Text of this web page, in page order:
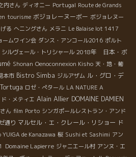
内さん ディオニー Portugal Route de Grands
tourisme ボジョレーヌーボー ボジョレヌー
る へニングさん メラニ Le Balaise lot 1417
ームワイン会 ダンス・アンコール2016 ポルト
ルヴェール・トリシャール 2018年 日本・ボ
Shonan Oenoconnexion Kisho 天・地・葡
本市 Bistro Simba ジルアザム ル・グロ・デ
ロゼ・ぺタール LA NATURE A
・メティエ Alain Allier DOMAINE DAMIEN
ん film Porto シンガポールレストラン・アンド
通り マルセル・エ・クレール・リショー ド
de Kanazawa 桜 Sushi et Sashimi アン
Domaine Lapierre ジャニエール村 アンヌ・エ